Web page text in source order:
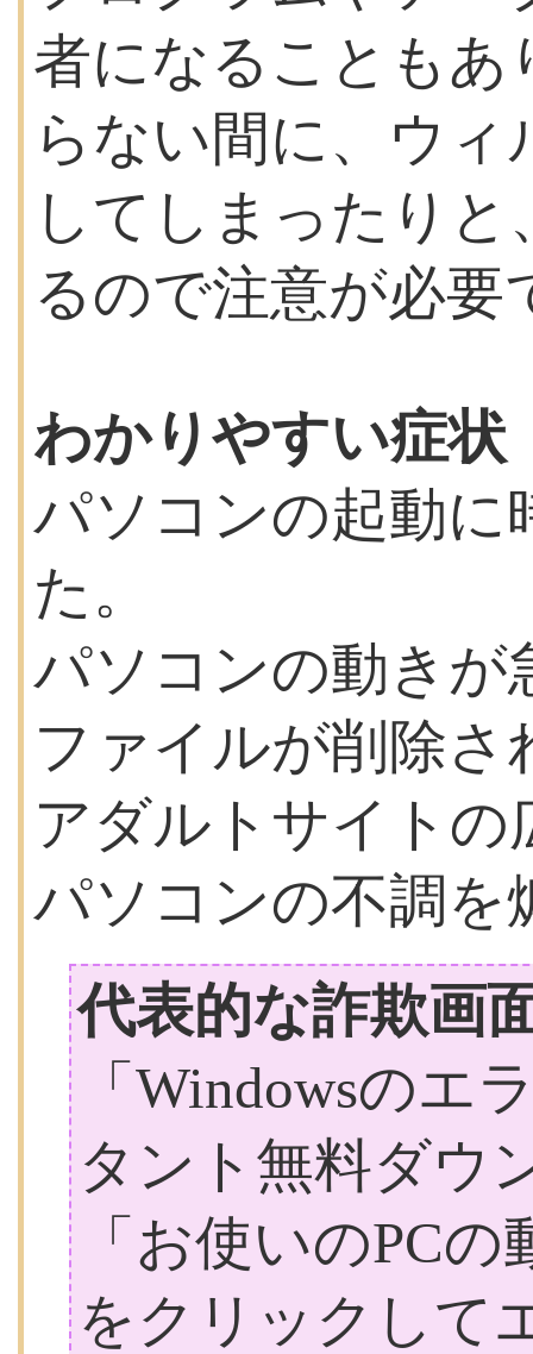
者になることもあ
らない間に、ウ
してしまったり
るので注意が必要
わかりやすい症状
パソコンの起動に
た。
パソコンの動きが
ファイルが削除さ
アダルトサイトの
パソコンの不調を
代表的な詐欺画
「Windowsの
タント無料ダウ
「お使いのPC
をクリックして